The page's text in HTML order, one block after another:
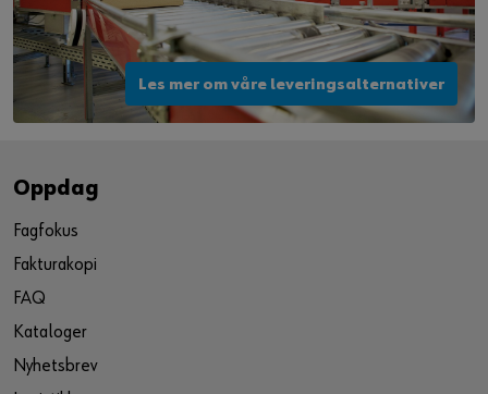
Les mer om våre leveringsalternativer
Oppdag
Fagfokus
Fakturakopi
FAQ
Kataloger
Nyhetsbrev